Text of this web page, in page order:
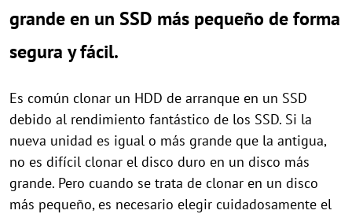
grande en un SSD más pequeño de forma
segura y fácil.
Es común clonar un HDD de arranque en un SSD
debido al rendimiento fantástico de los SSD. Si la
nueva unidad es igual o más grande que la antigua,
no es difícil clonar el disco duro en un disco más
grande. Pero cuando se trata de clonar en un disco
más pequeño, es necesario elegir cuidadosamente el